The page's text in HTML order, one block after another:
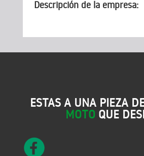
Descripción de la empresa:
ESTAS A UNA PIEZA
MOTO QUE